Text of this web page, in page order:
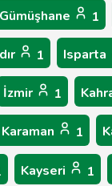
Gümüşhane 1
1 Isparta
İzmir 1
Karaman 1
Kayseri 1